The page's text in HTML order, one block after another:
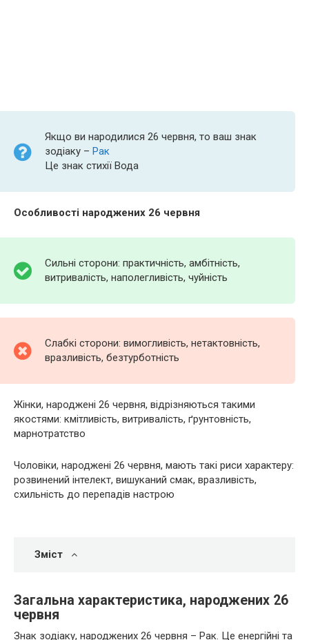
Якщо ви народилися 26 червня, то ваш знак
зодіаку – Рак
Це знак стихії Вода
Особливості народжених 26 червня
Сильні сторони: практичність, амбітність,
витривалість, наполегливість, чуйність
Слабкі сторони: вимогливість, нетактовність,
вразливість, безтурботність
Жінки, народжені 26 червня, відрізняються такими
якостями: кмітливість, витривалість, ґрунтовність,
марнотратство
Чоловіки, народжені 26 червня, мають такі риси характеру:
розвинений інтелект, вишуканий смак, вразливість,
схильність до перепадів настрою
Зміст
Загальна характеристика, народжених 26
червня
Знак зодіаку, народжених 26 червня – Рак. Це енергійні та